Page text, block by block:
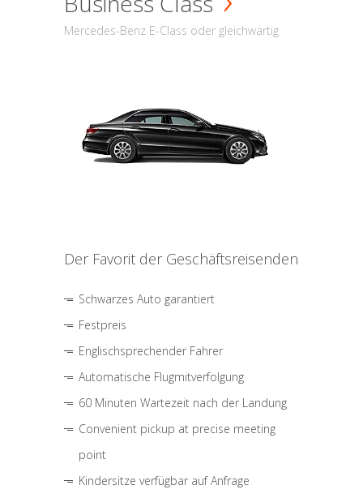
Mercedes-Benz E-Class oder gleichwärtig
Der Favorit der Geschäftsreisenden
Schwarzes Auto garantiert
Festpreis
Englischsprechender Fahrer
Automatische Flugmitverfolgung
60 Minuten Wartezeit nach der Landung
Convenient pickup at precise meeting
point
Kindersitze verfügbar auf Anfrage